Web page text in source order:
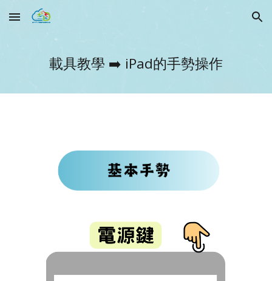
Skip to main content Skip to navigation
載具教學 ➡️ iPad的手勢操作